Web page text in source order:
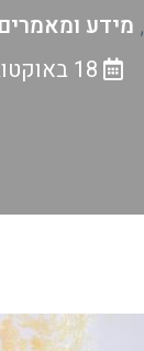
, מידע ומאמרים
18 באוקטובר , 2025